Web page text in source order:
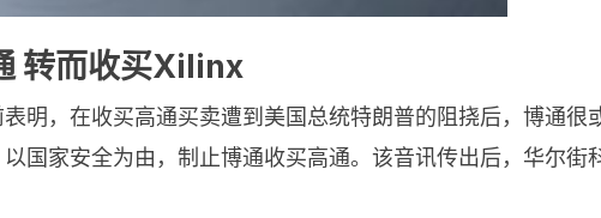
转而收买Xilinx
明，在收买高通买卖遭到美国总统特朗普的阻挠后，博通很
国家安全为由，制止博通收买高通。该音讯传出后，华尔